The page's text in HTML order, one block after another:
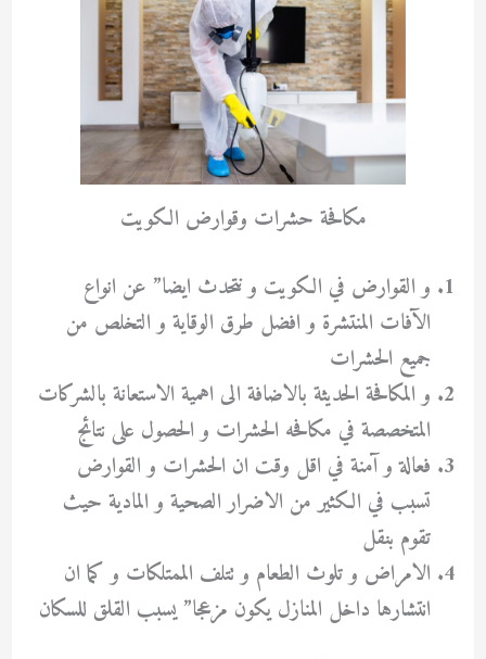
مكافحة حشرات وقوارض الكويت
و القوارض في الكويت و نتحدث ايضا” عن انواع
الآفات المنتشرة و افضل طرق الوقاية و التخلص من
جميع الحشرات
و المكافحة الحديثة بالاضافة الى اهمية الاستعانة بالشركات
المتخصصة في مكافحه الحشرات و الحصول على نتائج
فعالة و آمنة في اقل وقت ان الحشرات و القوارض
تسبب في الكثير من الاضرار الصحية و المادية حيث
تقوم بنقل
الامراض و تلوث الطعام و تتلف الممتلكات و كما ان
انتشارها داخل المنازل يكون مزعجا” يسبب القلق للسكان